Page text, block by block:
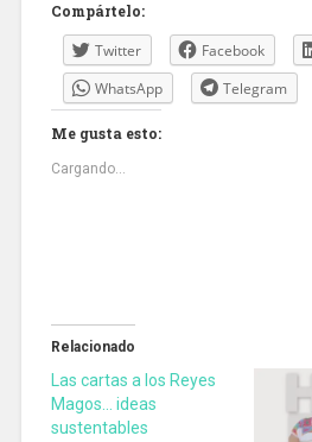
Compártelo:
Twitter Facebook
WhatsApp
Telegram
Me gusta esto:
Cargando...
Relacionado
Las cartas a los Reyes
Magos… ideas
sustentables